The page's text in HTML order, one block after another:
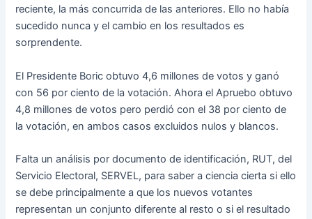
reciente, la más concurrida de las anteriores. Ello no había
sucedido nunca y el cambio en los resultados es
sorprendente.
El Presidente Boric obtuvo 4,6 millones de votos y ganó
con 56 por ciento de la votación. Ahora el Apruebo obtuvo
4,8 millones de votos pero perdió con el 38 por ciento de
la votación, en ambos casos excluidos nulos y blancos.
Falta un análisis por documento de identificación, RUT, del
Servicio Electoral, SERVEL, para saber a ciencia cierta si ello
se debe principalmente a que los nuevos votantes
representan un conjunto diferente al resto o si el resultado